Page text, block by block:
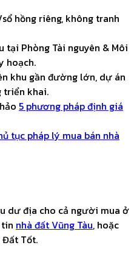
hồng riêng, không tranh
tại Phòng Tài nguyên & Môi
hoạch.
khu gần đường lớn, dự án
triển khai.
5 phương pháp định giá
tục pháp lý mua bán nhà
dư địa cho cả người mua ở
nhà đất Vũng Tàu, hoặc
Đất Tốt.